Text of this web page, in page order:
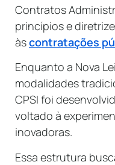
Contratos
princípios e
àscontratações
Enquanto a Nova
modalidades
CPSI foi
voltado à
inovadoras.
Essa estrutura